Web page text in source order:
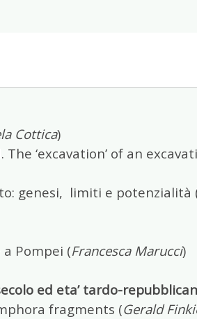
Cottica)
‘excavation’ of an
genesi, limiti e potenzialità
Pompei (Francesca Marucci)
ed eta’ tardo-
fragments (Gerald